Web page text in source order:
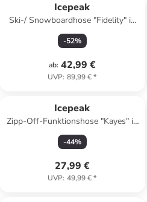
Icepeak
Ski-/ Snowboardhose "Fidelity" in
Schwarz
-52%
ab: 42,99 €
UVP: 89,99 €*
Icepeak
Zipp-Off-Funktionshose "Kayes" in
Schwarz
-44%
27,99 €
UVP: 49,99 €*